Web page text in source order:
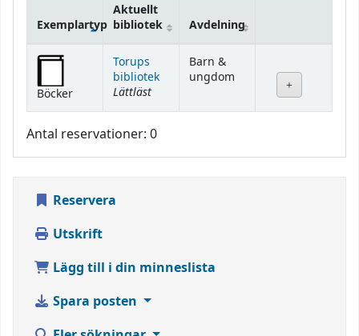
Bestånd
Exemplartyp
Aktuellt
bibliotek
Avdelning
Böcker
Torups
bibliotek
Lättläst
Barn &
ungdom
Antal reservationer: 0
Reservera
Utskrift
Lägg till i din minneslista
Spara posten